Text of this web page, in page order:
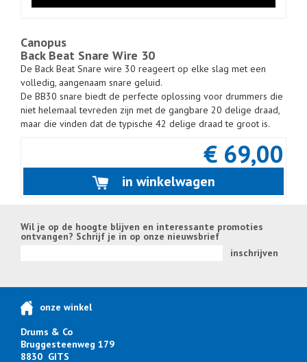
Canopus
Back Beat Snare Wire 30
De Back Beat Snare wire 30 reageert op elke slag met een
volledig, aangenaam snare geluid.
De BB30 snare biedt de perfecte oplossing voor drummers die
niet helemaal tevreden zijn met de gangbare 20 delige draad,
maar die vinden dat de typische 42 delige draad te groot is.
€ 69,00
in winkelwagen
Wil je op de hoogte blijven en interessante promoties
ontvangen? Schrijf je in op onze nieuwsbrief
inschrijven
onze winkel
Drums & Co
Bruggesteenweg 179
8830 GITS